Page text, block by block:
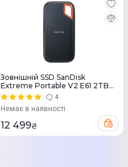
Зовнiшнiй SSD SanDisk
Extreme Portable V2 E61 2TB
USB 3.2 Type-C (Gray)
SDSSDE61-2T00-G25
4
Немає в наявності
12 499₴